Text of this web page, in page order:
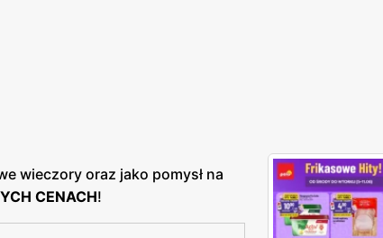
wieczory oraz jako pomysł na
CENACH!